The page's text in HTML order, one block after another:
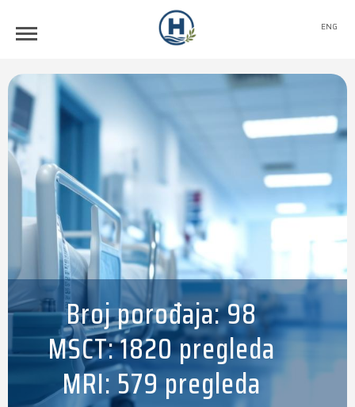
ENG
Broj porođaja: 98
MSCT: 1820 pregleda
MRI: 579 pregleda